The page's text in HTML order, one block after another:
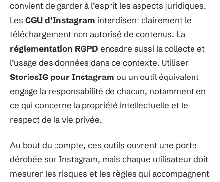
convient de garder à l’esprit les aspects juridiques.
Les CGU d’Instagram interdisent clairement le
téléchargement non autorisé de contenus. La
réglementation RGPD encadre aussi la collecte et
l’usage des données dans ce contexte. Utiliser
StoriesIG pour Instagram ou un outil équivalent
engage la responsabilité de chacun, notamment en
ce qui concerne la propriété intellectuelle et le
respect de la vie privée.
Au bout du compte, ces outils ouvrent une porte
dérobée sur Instagram, mais chaque utilisateur doit
mesurer les risques et les règles qui accompagnent